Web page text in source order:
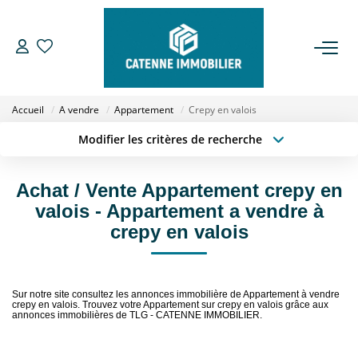
GESTION
Qui Sommes Nous
Accueil A vendre Appartement Crepy en valois
Modifier les critères de recherche
Sélectionnez...
Type de bien
Surface min
Achat / Vente Appartement crepy en
valois - Appartement a vendre à
crepy en valois
Sur notre site consultez les annonces immobilière de Appartement à vendre
crepy en valois. Trouvez votre Appartement sur crepy en valois grâce aux
annonces immobilières de TLG - CATENNE IMMOBILIER.